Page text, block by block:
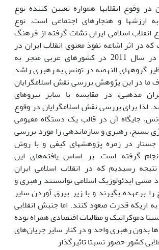
وقوع انقلابها همواره تعیین کننده نوع
به ارزشها و هنجارهای اجتماعی است. نوع
انقلاب اسلامی ایران نشات گرفته از فرهنگ
در اثر اشاعه نفوذ معنوی انقلاب ایران در
تحولات رخ داده در سال 2011 در کشورهای عربی منجر به
گروههای النهضه در تونس به رهبری راشد
ما در این پژوهش بررسی نقش اسلامگرایان
مذهبی، در مقایسه با سایر نیروهای
لذا برای بررسی نقش اسلامگرایان در وقوع
جایگاه آن در قالب یک دستگاه مفهومی
بسیج، رهبری و سازماندهی را مورد بررسی
جستار در زمره پژوهشهای کیفی و با روش
گرفته است. بر اساس یافته‌های این
رسیدیم که در انقلاب اسلامی ایران
مشی ایدئولوژیک اسلامی توانستند رهبری و
برعهده بگیرند و با زیر بیرق آوردن سایر
اریکه قدرت صعود کنند. اما جنبش انقلابی
دموکراتیک و مطالبات اقتصادی همراه بوده
بدون رهبری واحد و در کنار سایر جریان‌های
کشور حضور نسبتا تاثیرگذار